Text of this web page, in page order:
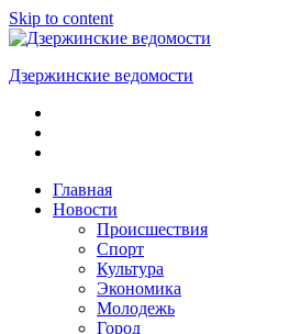
Skip to content
Дзержинские ведомости
ОБЩЕСТВЕННО-
ПОЛИТИЧЕСКАЯ
ГАЗЕТАГлавная
Новости
Происшествия
Спорт
Культура
Экономика
Молодежь
Город